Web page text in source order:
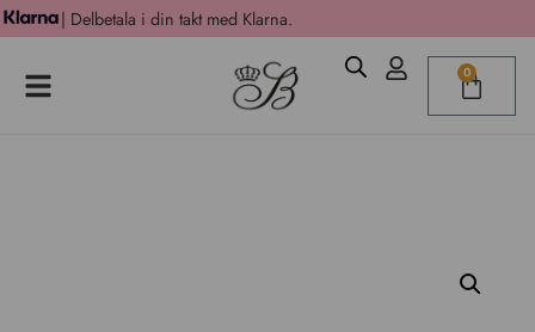
| Delbetala i din takt med Klarna.
0